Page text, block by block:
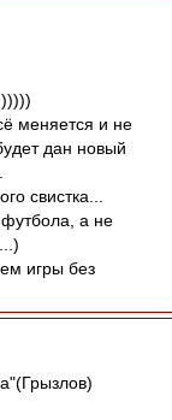
меняется и не
дан новый
свистка...
а не
игры без